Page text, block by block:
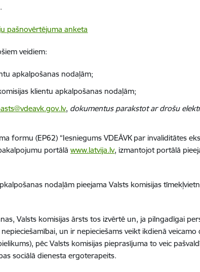
pašnovērtējuma anketa
veidiem:
apkalpošanas nodaļām;
klientu apkalpošanas nodaļām;
, dokumentus parakstot ar drošu
formu (EP62) “Iesniegums VDEĀVK par invaliditātes
portālāwww.latvija.lv, izmantojot portālā
nodaļām pieejama Valsts komisijas
Valsts komisijas ārsts tos izvērtē un, ja pilngadīgai
un ir nepieciešams veikt ikdienā
pēc Valsts komisijas pieprasījuma to veic
sociālā dienesta ergoterapeits.